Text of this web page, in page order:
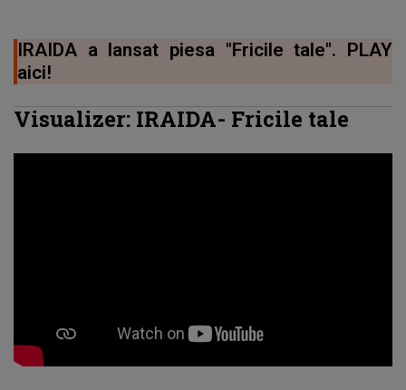
IRAIDA a lansat piesa "Fricile tale". PLAY
aici!
Visualizer: IRAIDA- Fricile tale